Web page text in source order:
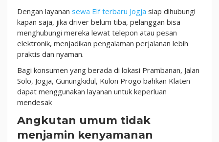
Dengan layanan sewa Elf terbaru Jogja siap dihubungi
kapan saja, jika driver belum tiba, pelanggan bisa
menghubungi mereka lewat telepon atau pesan
elektronik, menjadikan pengalaman perjalanan lebih
praktis dan nyaman.
Bagi konsumen yang berada di lokasi Prambanan, Jalan
Solo, Jogja, Gunungkidul, Kulon Progo bahkan Klaten
dapat menggunakan layanan untuk keperluan
mendesak
Angkutan umum tidak
menjamin kenyamanan